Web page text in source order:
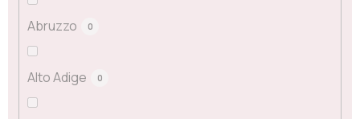
Abruzzo 0
Alto Adige 0